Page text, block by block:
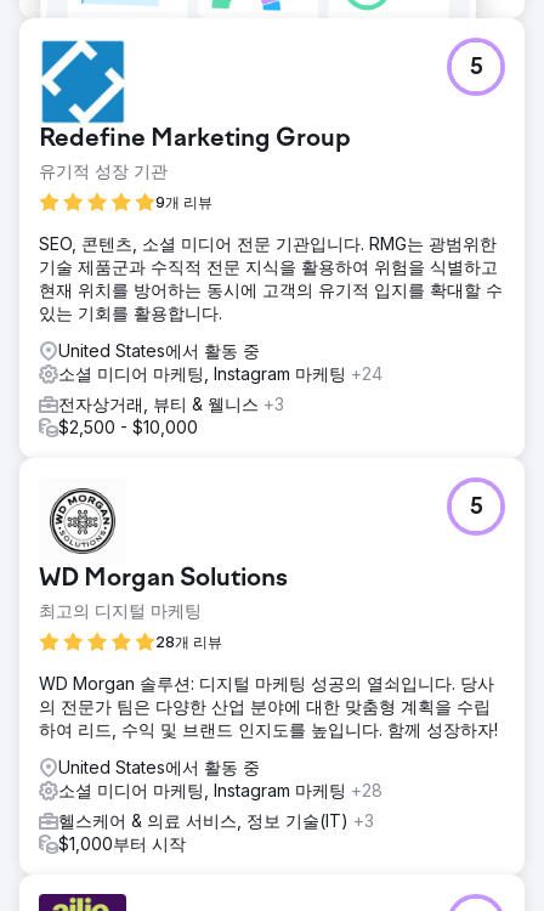
Redefine Marketing Group
유기적 성장 기관
9개 리뷰
5
SEO, 콘텐츠, 소셜 미디어 전문 기관입니다. RMG는 광범위한
기술 제품군과 수직적 전문 지식을 활용하여 위험을 식별하고
현재 위치를 방어하는 동시에 고객의 유기적 입지를 확대할 수
있는 기회를 활용합니다.
United States에서 활동 중
소셜 미디어 마케팅, Instagram 마케팅 +24
전자상거래, 뷰티 & 웰니스 +3
$2,500 - $10,000
WD Morgan Solutions
최고의 디지털 마케팅
28개 리뷰
5
WD Morgan 솔루션: 디지털 마케팅 성공의 열쇠입니다. 당사
의 전문가 팀은 다양한 산업 분야에 대한 맞춤형 계획을 수립
하여 리드, 수익 및 브랜드 인지도를 높입니다. 함께 성장하자!
United States에서 활동 중
소셜 미디어 마케팅, Instagram 마케팅 +28
헬스케어 & 의료 서비스, 정보 기술(IT) +3
$1,000부터 시작